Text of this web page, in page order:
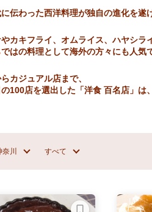
伝わった西洋料理が独自の進化を遂
カキフライ、オムライス、ハヤシラ
はの料理として海外の方々にも人気
カジュアル店まで、
100店を選出した「洋食 百名店」は
奈川 すべて